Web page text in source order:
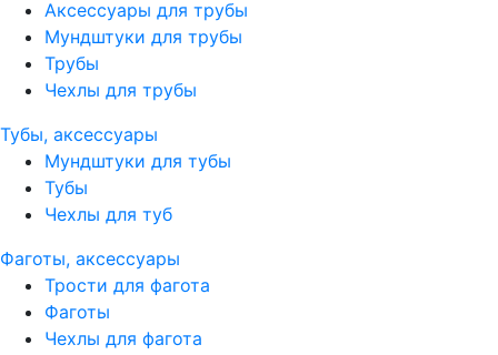
Аксессуары для трубы
Мундштуки для трубы
Трубы
Чехлы для трубы
Тубы, аксессуары
Мундштуки для тубы
Тубы
Чехлы для туб
Фаготы, аксессуары
Трости для фагота
Фаготы
Чехлы для фагота